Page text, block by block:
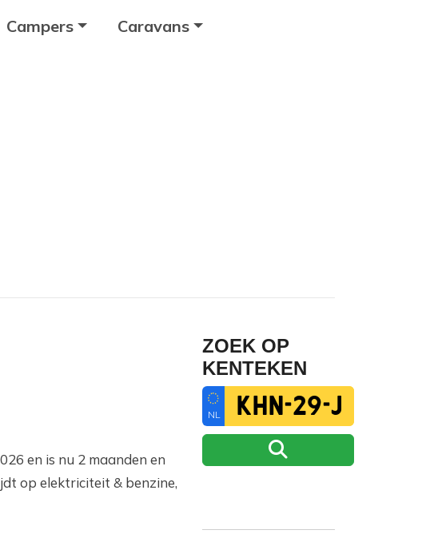
Campers Caravans
en is nu 2 maanden en
op elektriciteit & benzine,
ZOEK OP
KENTEKEN
NL